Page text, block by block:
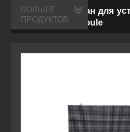
Прокатный экран для
помещений Mdoule
БОЛЬШЕ
ПРОДУКТОВ